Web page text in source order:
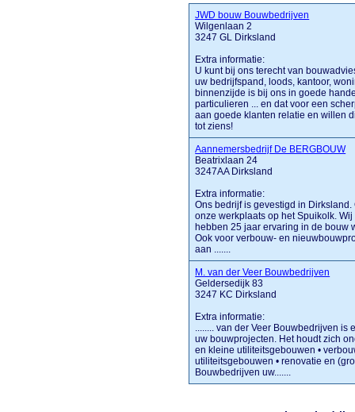
JWD bouw Bouwbedrijven
Wilgenlaan 2
3247 GL Dirksland
Extra informatie:
U kunt bij ons terecht van
uw bedrijfspand, loods, kantoor,
binnenzijde is bij ons in goede
particulieren ... en dat voor een
aan goede klanten relatie en willen
tot ziens!
Aannemersbedrijf De BERGBOUW
Beatrixlaan 24
3247AA Dirksland
Extra informatie:
Ons bedrijf is gevestigd in
onze werkplaats op het Spuikolk.
hebben 25 jaar ervaring in de bouw
Ook voor verbouw- en
aan .......
M. van der Veer Bouwbedrijven
Geldersedijk 83
3247 KC Dirksland
Extra informatie:
........ van der Veer Bouwbedrijven
uw bouwprojecten. Het houdt zich
en kleine utiliteitsgebouwen •
utiliteitsgebouwen • renovatie en
Bouwbedrijven uw.......